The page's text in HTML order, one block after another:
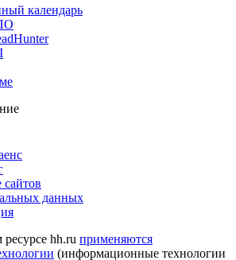
календарь
сайтов
данных
hh.ru применяются
(информационные технологии